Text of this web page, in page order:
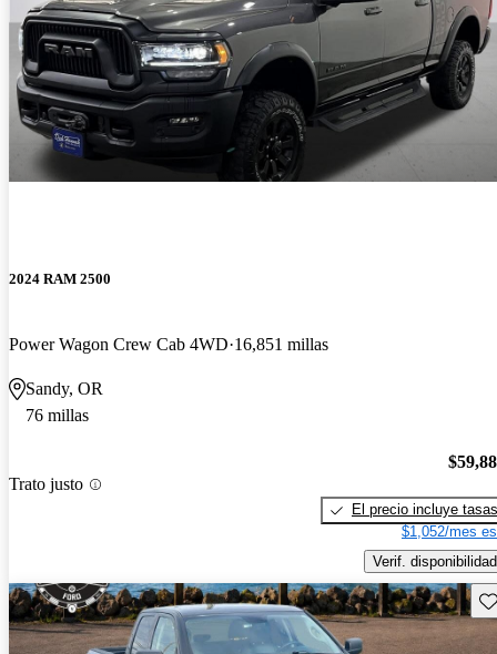
2024 RAM 2500
Power Wagon Crew Cab 4WD 16,851 millas
Sandy, OR
76 millas
Trato justo
El precio incluye tasas
$1,052/mes
Verif. disponibilidad